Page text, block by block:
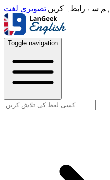
ہم سے رابطہ کریں|تصویری لغت
Toggle navigation